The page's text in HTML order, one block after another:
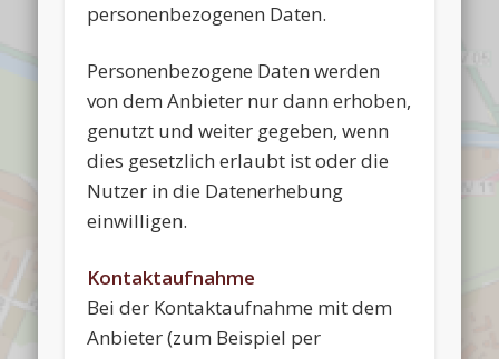
personenbezogenen Daten.
Personenbezogene Daten werden
von dem Anbieter nur dann erhoben,
genutzt und weiter gegeben, wenn
dies gesetzlich erlaubt ist oder die
Nutzer in die Datenerhebung
einwilligen.
Kontaktaufnahme
Bei der Kontaktaufnahme mit dem
Anbieter (zum Beispiel per